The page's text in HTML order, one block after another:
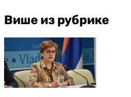
Више из рубрике